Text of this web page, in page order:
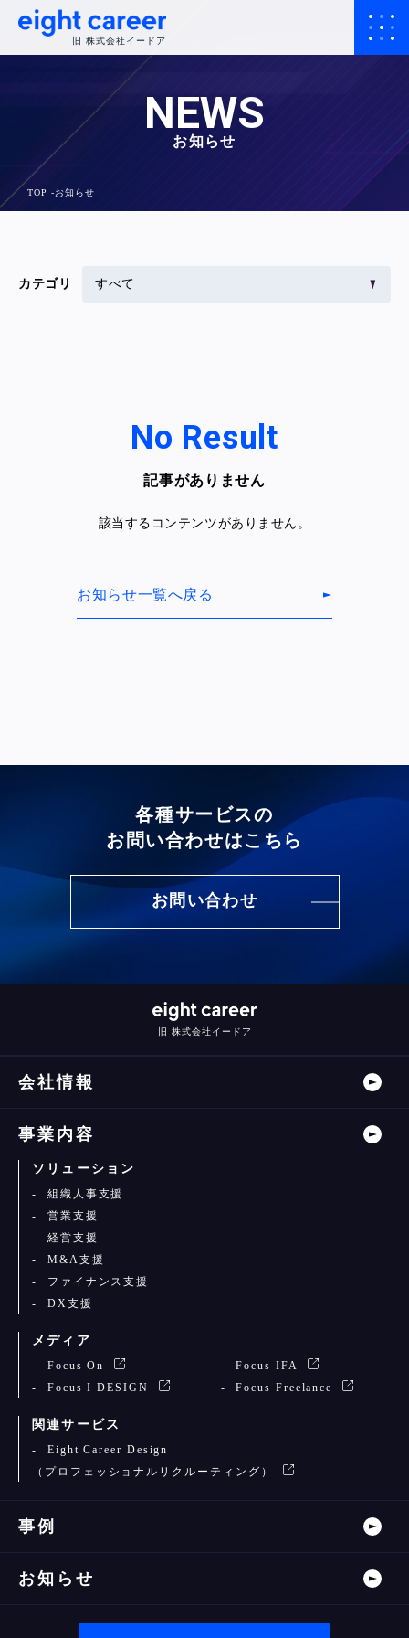
旧 株式会社イードア
NEWS
お知らせ
TOP お知らせ
カテゴリ
No Result
記事がありません
該当するコンテンツがありません。
お知らせ一覧へ戻る
各種サービスの
お問い合わせはこちら
お問い合わせ
旧 株式会社イードア
会社情報
事業内容
ソリューション
組織人事支援
営業支援
経営支援
M&A支援
ファイナンス支援
DX支援
メディア
Focus On
Focus IFA
Focus I DESIGN
Focus Freelance
関連サービス
Eight Career Design
（プロフェッショナルリクルーティング）
事例
お知らせ